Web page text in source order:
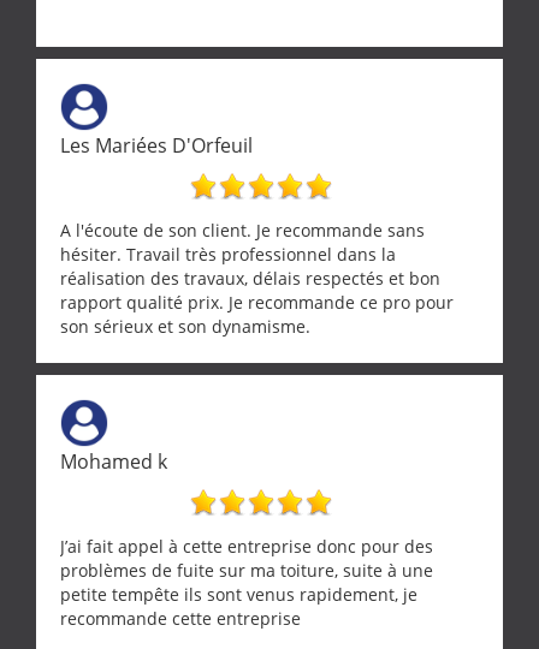
Les Mariées D'Orfeuil
A l'écoute de son client. Je recommande sans
hésiter. Travail très professionnel dans la
réalisation des travaux, délais respectés et bon
rapport qualité prix. Je recommande ce pro pour
son sérieux et son dynamisme.
Mohamed k
J’ai fait appel à cette entreprise donc pour des
problèmes de fuite sur ma toiture, suite à une
petite tempête ils sont venus rapidement, je
recommande cette entreprise